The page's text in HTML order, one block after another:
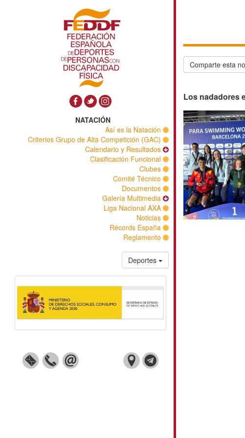
NATACIÓN
Así es la Natación
Criterios Grupo de Alta Competición (GAC)
Calendario y Resultados
Clasificación Funcional
Clubes
Comité Técnico
Documentos
Galería Multimedia
Liga Nacional AXA
Noticias
Récords España
Reglamento
Deportes
Comparte esta
Los nadadores